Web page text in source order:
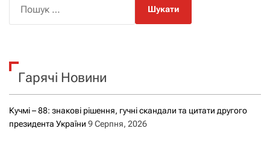
к
Гарячі Новини
Кучмі – 88: знакові рішення, гучні скандали та цитати другого
президента України 9 Серпня, 2026